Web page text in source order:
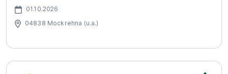
01.10.2026
04838 Mockrehna (u.a.)